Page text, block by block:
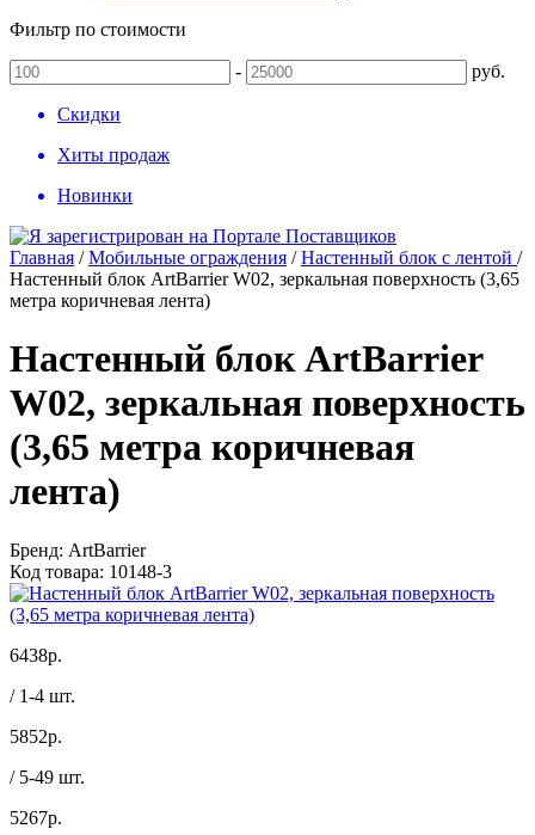
Фильтр по стоимости
- руб.
Скидки
Хиты продаж
Новинки
Главная /Мобильные ограждения /Настенный блок с лентой /
Настенный блок ArtBarrier W02, зеркальная поверхность (3,65
метра коричневая лента)
Настенный блок ArtBarrier
W02, зеркальная поверхность
(3,65 метра коричневая
лента)
Бренд: ArtBarrier
Код товара: 10148-3
6438р.
/ 1-4 шт.
5852р.
/ 5-49 шт.
5267р.